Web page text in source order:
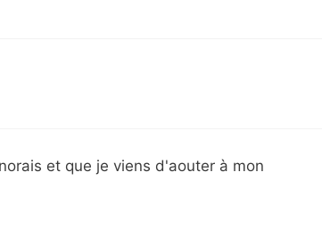
et que je viens d'aouter à mon